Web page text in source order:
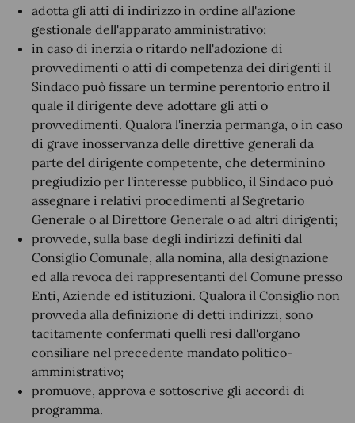
adotta gli atti di indirizzo in ordine all'azione
gestionale dell'apparato amministrativo;
in caso di inerzia o ritardo nell'adozione di
provvedimenti o atti di competenza dei dirigenti il
Sindaco può fissare un termine perentorio entro il
quale il dirigente deve adottare gli atti o
provvedimenti. Qualora l'inerzia permanga, o in caso
di grave inosservanza delle direttive generali da
parte del dirigente competente, che determinino
pregiudizio per l'interesse pubblico, il Sindaco può
assegnare i relativi procedimenti al Segretario
Generale o al Direttore Generale o ad altri dirigenti;
provvede, sulla base degli indirizzi definiti dal
Consiglio Comunale, alla nomina, alla designazione
ed alla revoca dei rappresentanti del Comune presso
Enti, Aziende ed istituzioni. Qualora il Consiglio non
provveda alla definizione di detti indirizzi, sono
tacitamente confermati quelli resi dall'organo
consiliare nel precedente mandato politico-
amministrativo;
promuove, approva e sottoscrive gli accordi di
programma.